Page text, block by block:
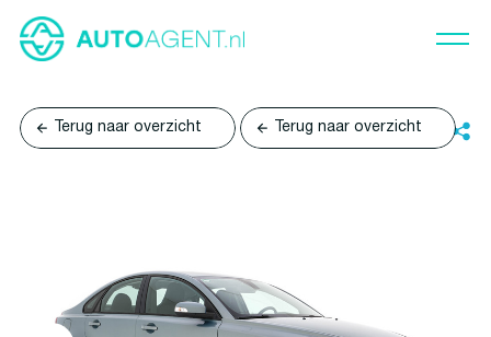
Terug naar overzicht Terug naar overzicht